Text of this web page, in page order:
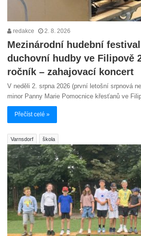
redakce 2. 8. 2026
Mezinárodní hudební
duchovní hudby ve Filipově
ročník – zahajovací koncert
V neděli 2. srpna 2026 (první letošní srpnová
minor Panny Marie Pomocnice křesťanů ve
Přečíst celé »
Varnsdorf škola